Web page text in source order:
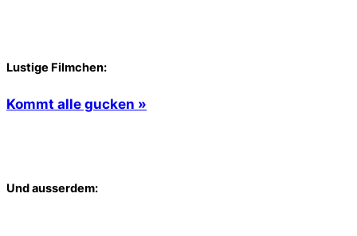
Lustige Filmchen:
Kommt alle gucken »
Und ausserdem: